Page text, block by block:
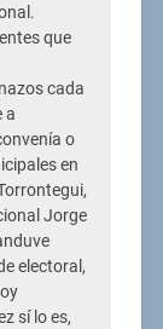
que
cada
a
o
en
Jorge
electoral,
sí lo es,